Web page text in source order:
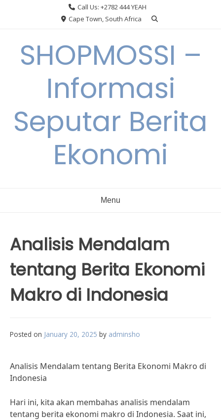
Call Us: +2782 444 YEAH
Cape Town, South Africa
SHOPMOSSI –
Informasi
Seputar Berita
Ekonomi
Menu
Analisis Mendalam
tentang Berita Ekonomi
Makro di Indonesia
Posted on January 20, 2025 by adminsho
Analisis Mendalam tentang Berita Ekonomi Makro di
Indonesia
Hari ini, kita akan membahas analisis mendalam
tentang berita ekonomi makro di Indonesia. Saat ini,